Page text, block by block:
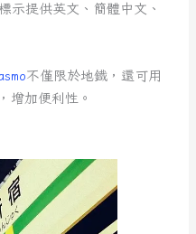
示提供英文、簡體中文、
不僅限於地鐵，還可用
增加便利性。